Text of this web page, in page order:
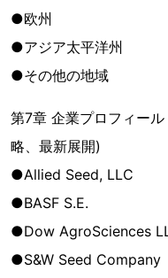
●欧州
●アジア太平洋州
●その他の地域
第7章 企業プロフィー
略、最新展開)
●Allied Seed, LLC
●BASF S.E.
●Dow AgroSciences
●S&W Seed Company